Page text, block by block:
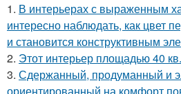
1. В интерьерах с выраженным
интересно наблюдать, как цвет
и становится конструктивным
2. Этот интерьер площадью 40 кв.
3. Сдержанный, продуманный и